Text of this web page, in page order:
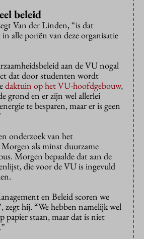
beleid
Van der Linden, “is dat
alle poriën van deze organisatie
aan de VU nogal
dat door studenten wordt
daktuin op het VU-hoofdgebouw,
grond en er zijn wel allerlei
te besparen, maar er is geen
onderzoek van het
als minst duurzame
Morgen bepaalde dat aan de
die voor de VU is ingevuld
en Beleid scoren we
zegt hij. “We hebben namelijk wel
papier staan, maar dat is niet